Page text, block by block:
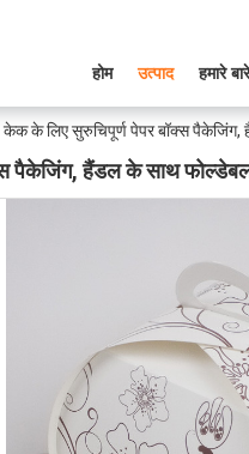
होम उत्पाद हमारे
केक के लिए सुरुचिपूर्ण पेपर बॉक्स
पैकेजिंग, हैंडल के साथ